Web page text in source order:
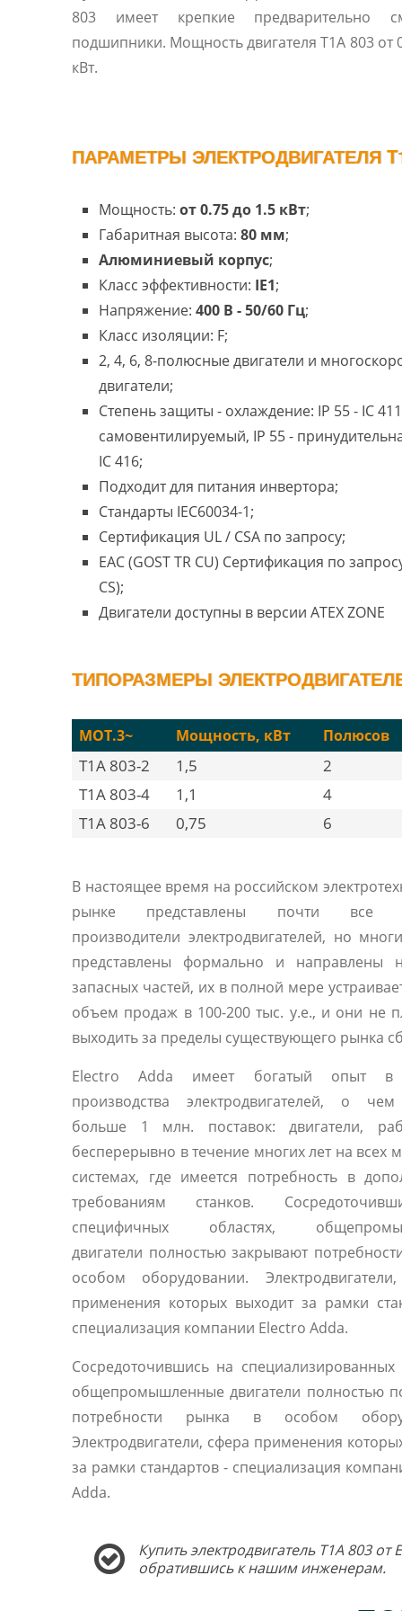
803 имеет крепкие предварительно
подшипники. Мощность двигателя T1A 803 от
кВт.
ПАРАМЕТРЫ ЭЛЕКТРОДВИГАТЕЛЯ
Мощность: от 0.75 до 1.5 кВт;
Габаритная высота: 80 мм;
Алюминиевый корпус;
Класс эффективности: IE1;
Напряжение: 400 В - 50/60 Гц;
Класс изоляции: F;
2, 4, 6, 8-полюсные двигатели и
двигатели;
Степень защиты - охлаждение: IP 55 - IC 411
самовентилируемый, IP 55 -
IC 416;
Подходит для питания инвертора;
Стандарты IEC60034-1;
Сертификация UL / CSA по запросу;
EAC (GOST TR CU) Сертификация по
CS);
Двигатели доступны в версии ATEX ZONE
ТИПОРАЗМЕРЫ
MOT.3~ Мощность, кВт Полюсов
T1A 803-2 1,5
2
T1A 803-4
1,1
4
T1A 803-6
0,75 6
В настоящее время на российском
рынке представлены почти все
производители электродвигателей, но
представлены формально и направлены
запасных частей, их в полной мере
объем продаж в 100-200 тыс. у.е., и они не
выходить за пределы существующего рынка
Electro Adda имеет богатый опыт в
производства электродвигателей, о
больше 1 млн. поставок: двигатели,
бесперерывно в течение многих лет на всех
системах, где имеется потребность в
требованиям станков.
специфичных областях,
двигатели полностью закрывают
особом оборудовании.
применения которых выходит за рамки
специализация компании Electro Adda.
Сосредоточившись на специализированных
общепромышленные двигатели полностью
потребности рынка в особом
Электродвигатели, сфера применения
за рамки стандартов - специализация
Adda.
Купить электродвигатель T1A 803
обратившись к нашим инженерам.